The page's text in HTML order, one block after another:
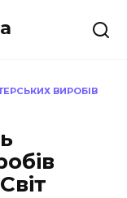
ВИРОБІВ